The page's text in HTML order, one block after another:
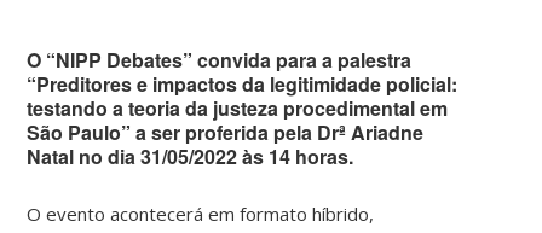
O “NIPP Debates” convida para a palestra
“Preditores e impactos da legitimidade policial:
testando a teoria da justeza procedimental em
São Paulo” a ser proferida pela Drª Ariadne
Natal no dia 31/05/2022 às 14 horas.
O evento acontecerá em formato híbrido,